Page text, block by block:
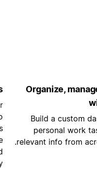
Organize,
Build a custom
personal work
relevant info from